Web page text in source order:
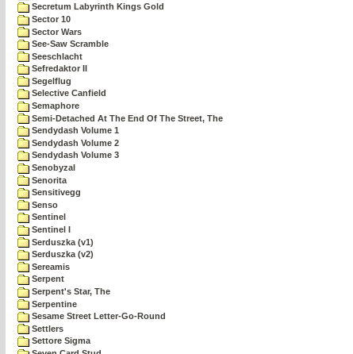
Secretum Labyrinth Kings Gold
Sector 10
Sector Wars
See-Saw Scramble
Seeschlacht
Sefredaktor II
Segelflug
Selective Canfield
Semaphore
Semi-Detached At The End Of The Street, The
Sendydash Volume 1
Sendydash Volume 2
Sendydash Volume 3
Senobyzal
Senorita
Sensitivegg
Senso
Sentinel
Sentinel I
Serduszka (v1)
Serduszka (v2)
Sereamis
Serpent
Serpent's Star, The
Serpentine
Sesame Street Letter-Go-Round
Settlers
Settore Sigma